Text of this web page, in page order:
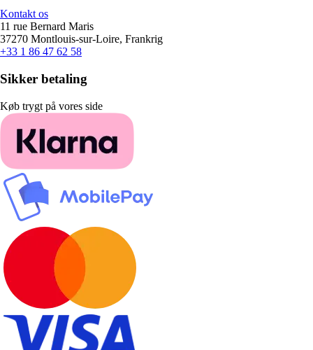
Kontakt os
11 rue Bernard Maris
37270 Montlouis-sur-Loire, Frankrig
+33 1 86 47 62 58
Sikker betaling
Køb trygt på vores side